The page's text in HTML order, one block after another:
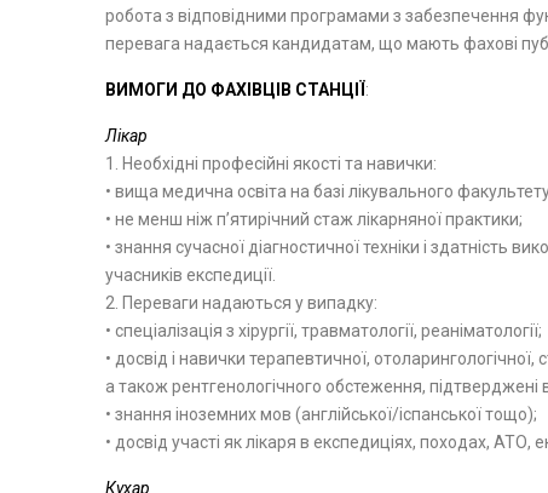
робота з відповідними програмами з забезпечення
перевага надається кандидатам, що мають фахові
ВИМОГИ ДО ФАХІВЦІВ СТАНЦІЇ :
Лікар
1. Необхідні професійні якості та навички:
• вища медична освіта на базі лікувального
• не менш ніж п’ятирічний стаж лікарняної практики;
• знання сучасної діагностичної техніки і здатність
учасників експедиції.
2. Переваги надаються у випадку:
• спеціалізація з хірургії, травматології, реаніматології;
• досвід і навички терапевтичної,
а також рентгенологічного обстеження, підтверджені
• знання іноземних мов (англійської/іспанської тощо);
• досвід участі як лікаря в експедиціях, походах, АТО,
Кухар